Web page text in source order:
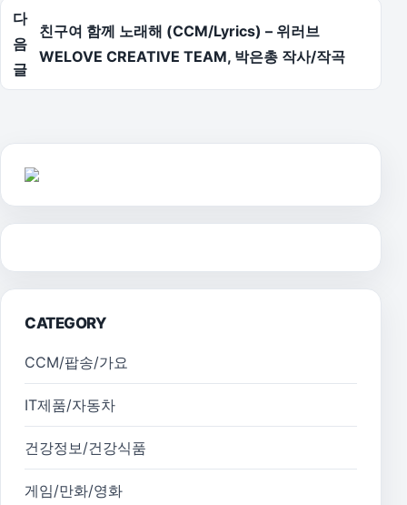
다
음
글
친구여 함께 노래해 (CCM/Lyrics) – 위러브
WELOVE CREATIVE TEAM, 박은총 작사/작곡
CATEGORY
CCM/팝송/가요
IT제품/자동차
건강정보/건강식품
게임/만화/영화